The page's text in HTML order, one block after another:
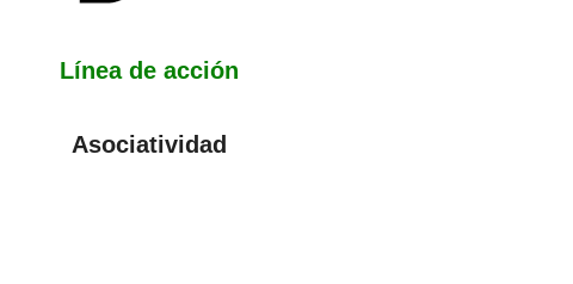
Línea de acción
Asociatividad